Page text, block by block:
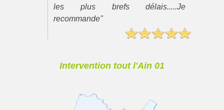
les plus brefs délais.....Je
recommande"
Intervention tout l'Ain 01